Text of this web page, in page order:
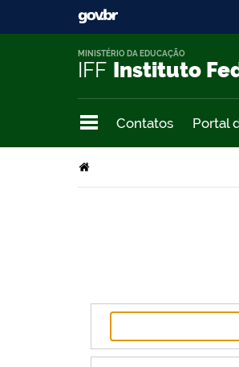
IFF Instituto
MINISTÉRIO DA EDUCAÇÃO
Contatos Portal